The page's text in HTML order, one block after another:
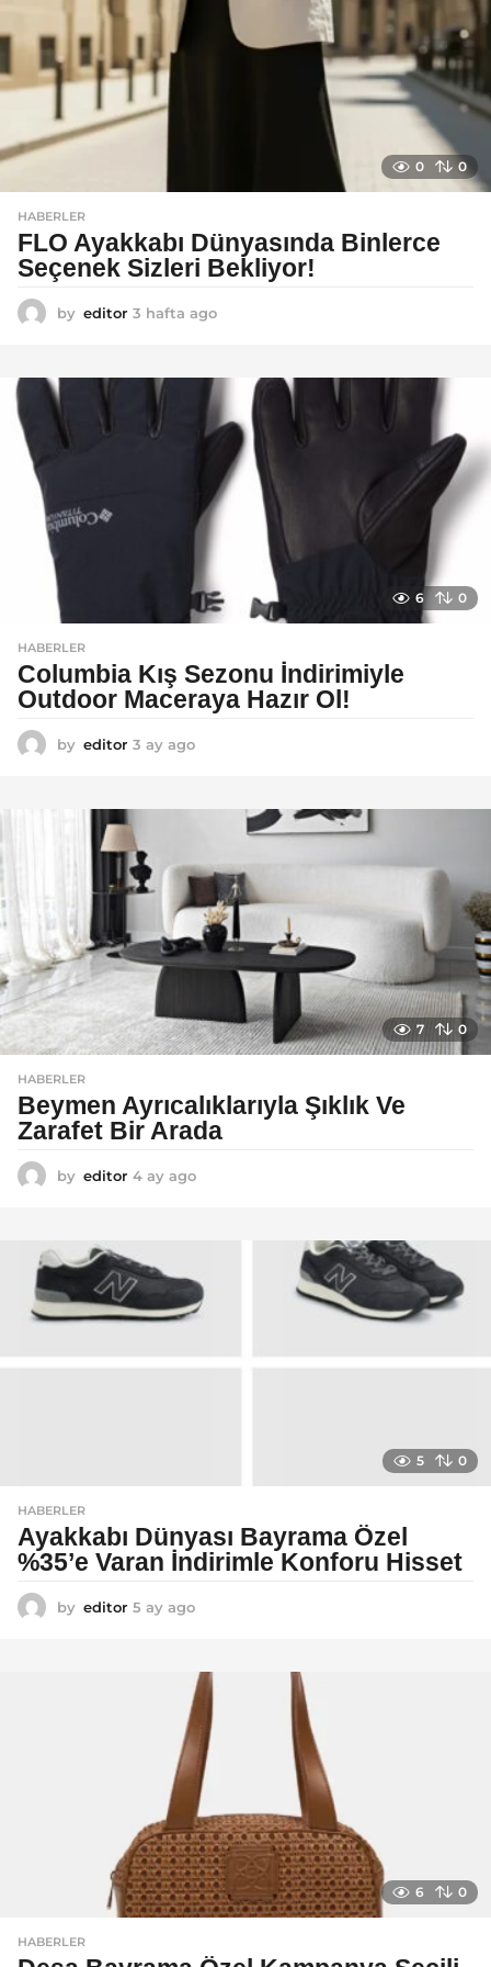
0 0
HABERLER
FLO Ayakkabı Dünyasında Binlerce
Seçenek Sizleri Bekliyor!
by editor 3 hafta ago
a
6 0
HABERLER
Columbia Kış Sezonu İndirimiyle
Outdoor Maceraya Hazır Ol!
by editor 3 ay ago
a
7 0
HABERLER
Beymen Ayrıcalıklarıyla Şıklık Ve
Zarafet Bir Arada
by editor 4 ay ago
o
5 0
HABERLER
Ayakkabı Dünyası Bayrama Özel
%35’e Varan İndirimle Konforu Hisset
by editor 5 ay ago
a
g
6 0
HABERLER